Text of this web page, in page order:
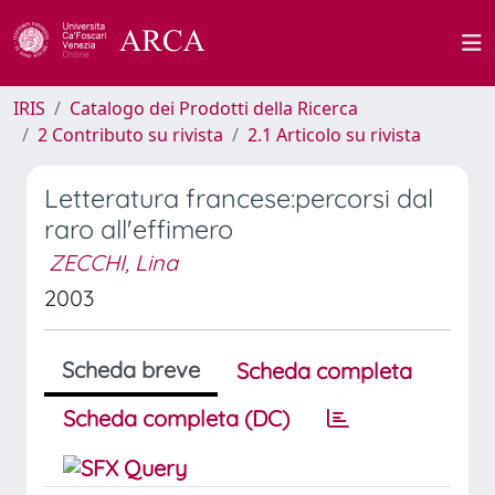
IRIS
Catalogo dei Prodotti della Ricerca
2 Contributo su rivista
2.1 Articolo su rivista
Letteratura francese:percorsi dal
raro all'effimero
ZECCHI, Lina
2003
Scheda breve
Scheda completa
Scheda completa (DC)